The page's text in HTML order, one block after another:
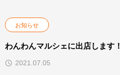
お知らせ
わんわんマルシェに出店します！
2021.07.05